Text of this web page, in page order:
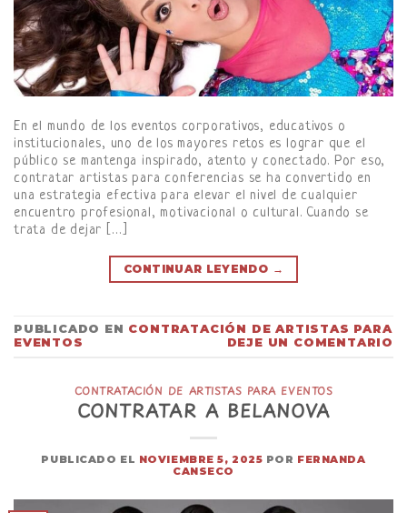
En el mundo de los eventos corporativos, educativos o
institucionales, uno de los mayores retos es lograr que el
público se mantenga inspirado, atento y conectado. Por eso,
contratar artistas para conferencias se ha convertido en
una estrategia efectiva para elevar el nivel de cualquier
encuentro profesional, motivacional o cultural. Cuando se
trata de dejar […]
CONTINUAR LEYENDO →
PUBLICADO EN CONTRATACIÓN DE ARTISTAS PARA
EVENTOS
DEJE UN COMENTARIO
CONTRATACIÓN DE ARTISTAS PARA EVENTOS
CONTRATAR A BELANOVA
PUBLICADO EL NOVIEMBRE 5, 2025 POR FERNANDA
CANSECO